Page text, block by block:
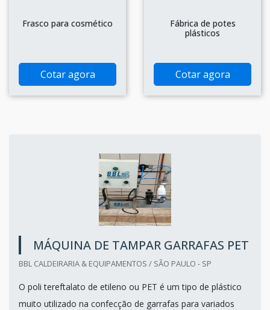
Frasco para cosmético
Cotar agora
Fábrica de potes
plásticos
Cotar agora
MÁQUINA DE TAMPAR GARRAFAS PET
BBL CALDEIRARIA & EQUIPAMENTOS / SÃO PAULO - SP
O poli tereftalato de etileno ou PET é um tipo de plástico
muito utilizado na confecção de garrafas para variados